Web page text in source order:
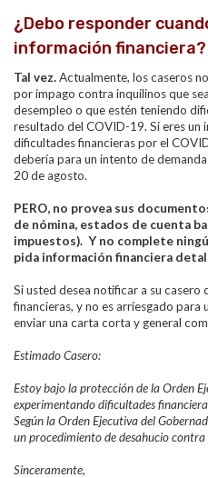
¿Debo responder
información financiera?
Tal vez.Actualmente, los caseros
por impago contra inquilinos que
desempleo o que estén teniendo
resultado del COVID-19. Si eres un
dificultades financieras por el
debería para un intento de
20 de agosto.
PERO, no provea sus
de nómina, estados de cuenta
impuestos). Y no complete
pida información financiera
Si usted desea notificar a su
financieras, y no es arriesgado
enviar una carta corta y general
Estimado Casero:
Estoy bajo la protección de la Orden
experimentando dificultades
Según la Orden Ejecutiva del
un procedimiento de desahucio
Sinceramente,